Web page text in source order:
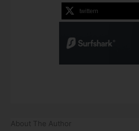
twittern
About The Author